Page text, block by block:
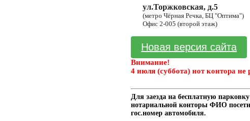
ул.Торжковская, д.5
(метро Чёрная Речка, БЦ "Оптима")
Офис 2-005 (второй этаж)
Новая версия сайта
Внимание!
4 июля (суббота) нот контора не
Для заезда на бесплатную
нотариальной конторы ФИО
гос.номер автомобиля.